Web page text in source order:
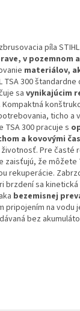
píla STIHL
v
materiálov,
TSA 300
sa vynikajúcim
ticho a
300 pracuje s
a kovovými
Pre časté
zaisťujú, že
rekuperácie.
brzdení sa
bezemisnej
pripojením na vodu
bez